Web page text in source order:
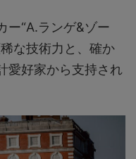
“A.ランゲ&ゾー
な技術力と、確か
愛好家から支持され